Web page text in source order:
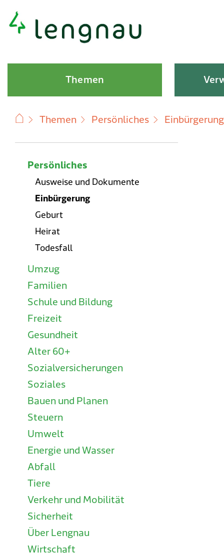
Schnellnavigation
Hauptnavigation
Themen
Themen Persönliches Einbürgerung
Persönliches
Ausweise und Dokumente
Einbürgerung
Geburt
Heirat
Todesfall
Umzug
Familien
Schule und Bildung
Freizeit
Gesundheit
Alter 60+
Sozialversicherungen
Soziales
Bauen und Planen
Steuern
Umwelt
Energie und Wasser
Abfall
Tiere
Verkehr und Mobilität
Sicherheit
Über Lengnau
Wirtschaft